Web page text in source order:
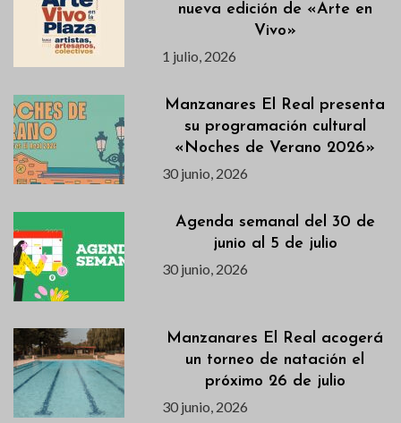
nueva edición de «Arte en
Vivo»
1 julio, 2026
Manzanares El Real presenta
su programación cultural
«Noches de Verano 2026»
30 junio, 2026
Agenda semanal del 30 de
junio al 5 de julio
30 junio, 2026
Manzanares El Real acogerá
un torneo de natación el
próximo 26 de julio
30 junio, 2026